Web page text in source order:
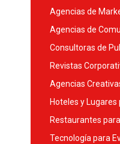
Agencias de
Agencias de
Consultoras de
Revistas
Agencias
Hoteles y Lugares
Restaurantes
Tecnología para